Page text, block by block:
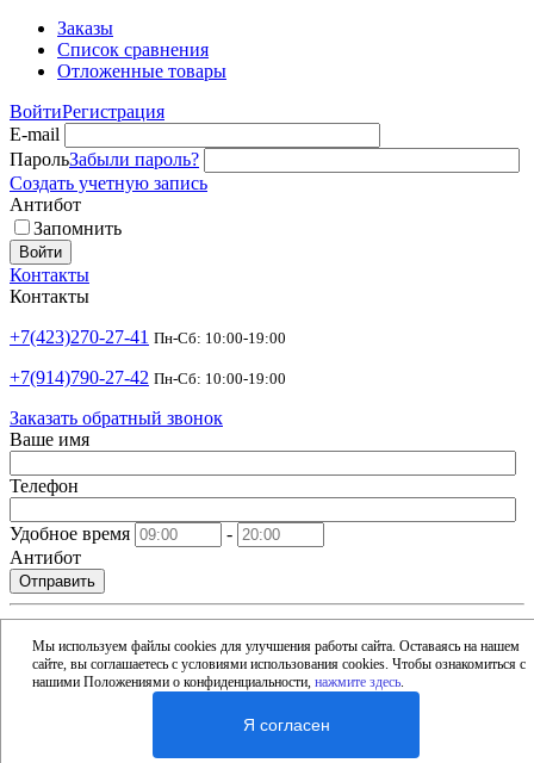
Мы используем файлы cookies для улучшения работы сайта. Оставаясь на нашем
сайте, вы соглашаетесь с условиями использования cookies. Чтобы ознакомиться с
нашими Положениями о конфиденциальности,нажмите здесь.
Я согласен
Заказы
Список сравнения
Отложенные товары
ВойтиРегистрация
E-mail
ПарольЗабыли пароль?
Создать учетную запись
Антибот
Запомнить
Войти
Контакты
Контакты
+7(423)270-27-41 Пн-Сб: 10:00-19:00
+7(914)790-27-42 Пн-Сб: 10:00-19:00
Заказать обратный звонок
Ваше имя
Телефон
Удобное время
-
Антибот
Отправить
Email
Адрес
Россия, Владивосток, 15-я улица, 1Б